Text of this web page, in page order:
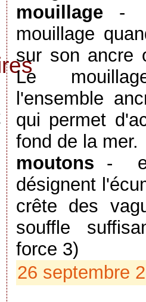
mouillage
mouillage
sur son ancre
Le
l'ensemble
qui permet
fond de la mer.
moutons -
désignent
crête des
souffle
force 3)
26 septembre